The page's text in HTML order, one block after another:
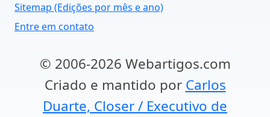
Sitemap (Edições por mês e ano)
Entre em contato
© 2006-2026 Webartigos.com
Criado e mantido por Carlos
Duarte, Closer / Executivo de